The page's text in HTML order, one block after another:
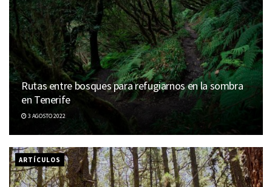
Rutas entre bosques para refugiarnos en la sombra
en Tenerife
3 AGOSTO 2022
ARTÍCULOS